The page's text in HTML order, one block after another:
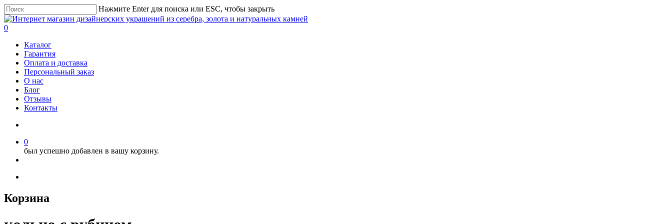
Нажмите Enter для поиска или ESC, чтобы закрыть
0
Каталог
Гарантия
Оплата и доставка
Персональный заказ
О нас
Блог
Отзывы
Контакты
0
был успешно добавлен в вашу корзину.
Корзина